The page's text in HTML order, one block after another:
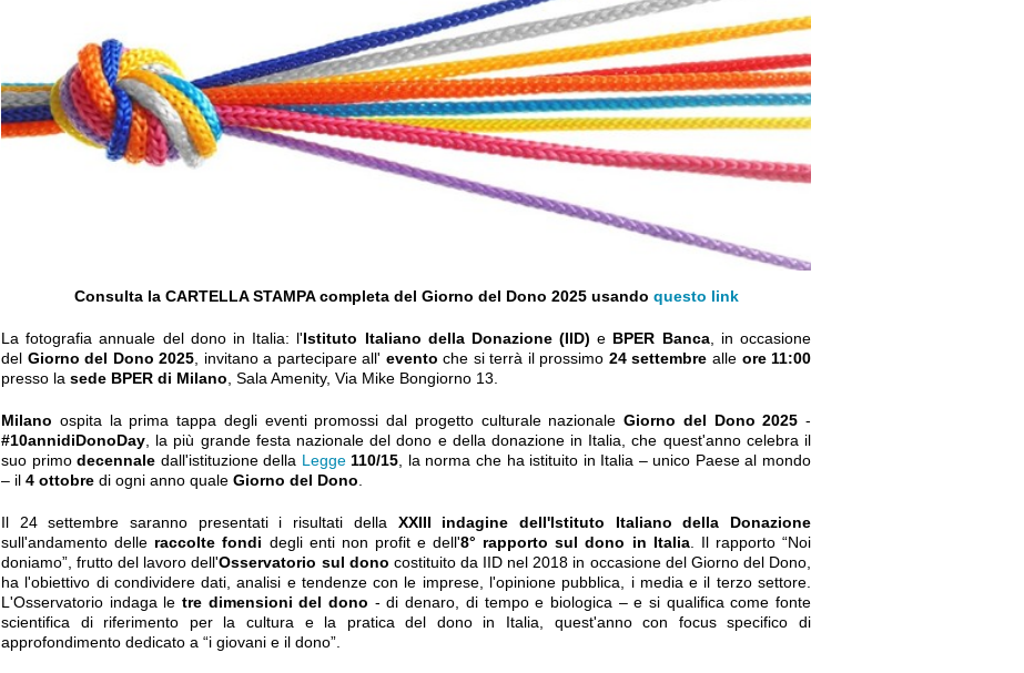
Consulta la CARTELLA STAMPA completa del Giorno del Dono 2025 usando questo link
La fotografia annuale del dono in Italia: l'Istituto Italiano della Donazione (IID)e BPER Banca, in occasione
del Giorno del Dono 2025 , invitano a partecipare all' eventoche si terrà il prossimo 24 settembre alle ore 11:00
presso la sede BPER di Milano , Sala Amenity, Via Mike Bongiorno 13.
Milano ospita la prima tappa degli eventi promossi dal progetto culturale nazionale Giorno del Dono 2025 -
#10annidiDonoDay , la più grande festa nazionale del dono e della donazione in Italia, che quest'anno celebra il
suo primodecennale dall'istituzione della Legge110/15 , la norma che ha istituito in Italia – unico Paese al mondo
– il 4 ottobre di ogni anno quale Giorno del Dono
Il 24 settembre saranno presentati i risultati della XXIII indagine dell'Istituto Italiano della Donazione
sull'andamento delle raccolte fondi degli enti non profit e dell'8° rapporto sul dono in Italia. Il rapporto “Noi
doniamo”, frutto del lavoro dell'Osservatorio sul dono costituito da IID nel 2018 in occasione del Giorno del Dono,
ha l'obiettivo di condividere dati, analisi e tendenze con le imprese, l'opinione pubblica, i media e il terzo settore.
L'Osservatorio indaga letre dimensioni del dono - di denaro, di tempo e biologica – e si qualifica come fonte
scientifica di riferimento per la cultura e la pratica del dono in Italia, quest'anno con focus specifico di
approfondimento dedicato a “i giovani e il dono”.